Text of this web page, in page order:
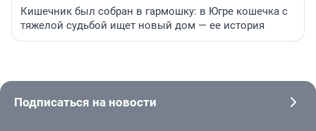
Кишечник был собран в гармошку: в Югре кошечка с
тяжелой судьбой ищет новый дом — ее история
Подписаться на новости